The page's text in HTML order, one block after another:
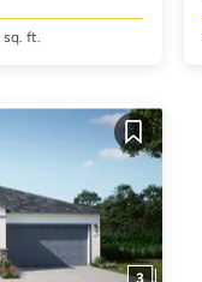
sq. ft.
Guardar
3